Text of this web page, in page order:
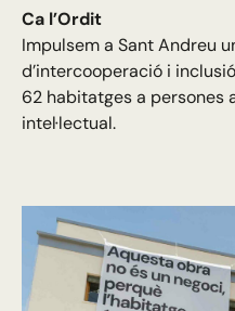
Ca l’Ordit
Impulsem a Sant Andreu
d’intercooperació i
62 habitatges a persones
intel·lectual.